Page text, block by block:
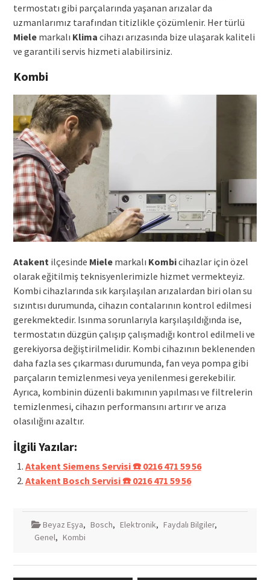
termostatı gibi parçalarında yaşanan arızalar da
uzmanlarımız tarafından titizlikle çözümlenir. Her türlü
Mielemarkalı Klima cihazı arızasında bize ulaşarak kaliteli
ve garantili servis hizmeti alabilirsiniz.
Kombi
Atakent ilçesinde Mielemarkalı Kombicihazlar için özel
olarak eğitilmiş teknisyenlerimizle hizmet vermekteyiz.
Kombi cihazlarında sık karşılaşılan arızalardan biri olan su
sızıntısı durumunda, cihazın contalarının kontrol edilmesi
gerekmektedir. Isınma sorunlarıyla karşılaşıldığında ise,
termostatın düzgün çalışıp çalışmadığı kontrol edilmeli ve
gerekiyorsa değiştirilmelidir. Kombi cihazının beklenenden
daha fazla ses çıkarması durumunda, fan veya pompa gibi
parçaların temizlenmesi veya yenilenmesi gerekebilir.
Ayrıca, kombinin düzenli bakımının yapılması ve filtrelerin
temizlenmesi, cihazın performansını artırır ve arıza
olasılığını azaltır.
İlgili Yazılar:
Atakent Siemens Servisi ☎️ 0216 471 59 56
Atakent Bosch Servisi ☎️ 0216 471 59 56
Beyaz Eşya, Bosch, Elektronik, Faydalı Bilgiler,
Genel, Kombi